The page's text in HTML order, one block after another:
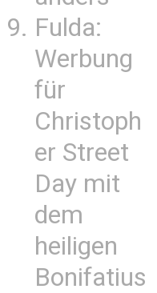
Fulda:
Werbung
für
Christoph
er Street
Day mit
dem
heiligen
Bonifatius